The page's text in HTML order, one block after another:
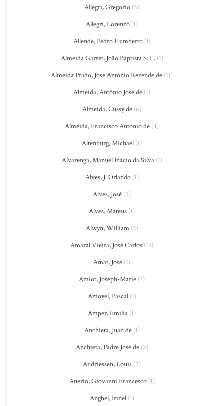
Allegri, Gregorio (5)
Allegri, Lorenzo (1)
Allende, Pedro Humberto(1)
Almeida Garret, João Baptista S. L.(1)
Almeida Prado, José Antônio Rezende de (11)
Almeida, Antônio José de (1)
Almeida, Cussy de (6)
Almeida, Francisco António de (4)
Altenburg, Michael (1)
Alvarenga, Manuel Inácio da Silva(1)
Alves, J. Orlando(1)
Alves, José (5)
Alves, Mateus (1)
Alwyn, William(2)
Amaral Vieira, José Carlos (13)
Amat, José (1)
Amiot, Joseph-Marie (3)
Amoyel, Pascal(1)
Amper, Emilia (1)
Anchieta, Juan de(1)
Anchieta, Padre José de(2)
Andriessen, Louis (2)
Anerio, Giovanni Francesco(1)
Anghel, Irinel(1)